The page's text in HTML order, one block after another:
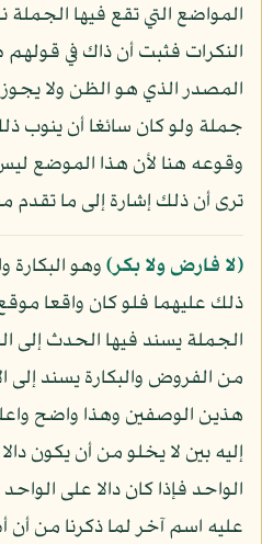
المواضع التي تقع فيها
النكرات فثبت أن ذاك في
المصدر الذي هو الظن ولا
جملة ولو كان سائغا أن ينوب
وقوعه هنا لأن هذا الموضع
ترى أن ذلك إشارة إلى ما تقدم
﴿لا فارض ولا بكر﴾وهو
ذلك عليهما فلو كان واقعا
الجملة يسند فيها الحدث
من الفروض والبكارة يسند إلى
هذين الوصفين وهذا واضح
إليه بين لا يخلو من أن يكون
الواحد فإذا كان دالا على
عليه اسم آخر لما ذكرنا من أن